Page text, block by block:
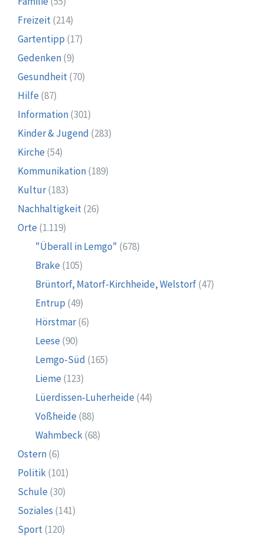
Freizeit(214)
Gartentipp (17)
Gedenken(9)
Gesundheit(70)
Hilfe (87)
Information(301)
Kinder & Jugend (283)
Kirche (54)
Kommunikation(189)
Kultur(183)
Nachhaltigkeit(26)
Orte (1.119)
"Überall in Lemgo" (678)
Brake (105)
Brüntorf, Matorf-Kirchheide, Welstorf(47)
Entrup (49)
Hörstmar(6)
Leese (90)
Lemgo-Süd (165)
Lieme (123)
Lüerdissen-Luherheide (44)
Voßheide (88)
Wahmbeck(68)
Ostern(6)
Politik(101)
Schule (30)
Soziales (141)
Sport(120)